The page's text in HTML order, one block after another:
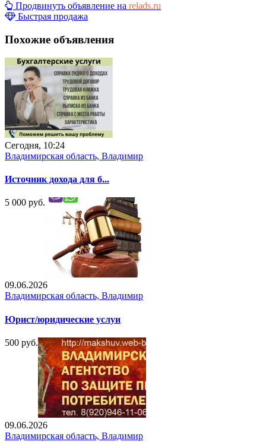
Продвинуть объявление на relads.ru
Быстрая продажа
Похожие объявления
Сегодня, 10:24
Владимирская область, Владимир
Источник дохода для б...
5 000 руб.
09.06.2026
Владимирская область, Владимир
Юрист/юридические услуи
500 руб.
09.06.2026
Владимирская область, Владимир